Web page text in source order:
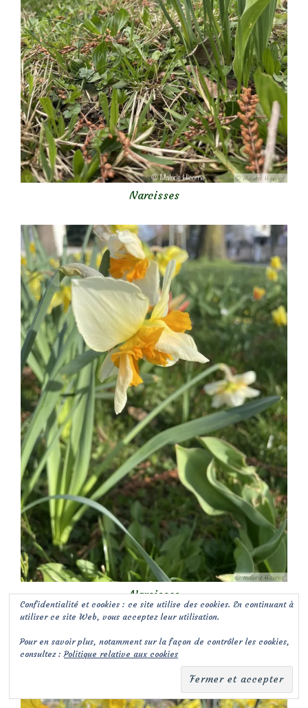
Narcisses
Narcisses
Petits et grands narcisses annoncent le printemps
Confidentialité et cookies : ce site utilise des cookies. En continuant à
utiliser ce site Web, vous acceptez leur utilisation.
Pour en savoir plus, notamment sur la façon de contrôler les cookies,
consultez :Politique relative aux cookies